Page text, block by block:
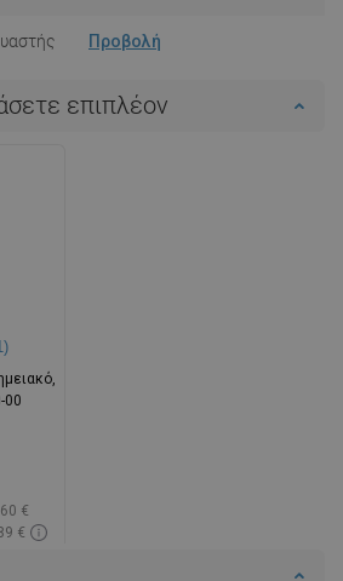
Προβολή
επιπλέον
00
€
€